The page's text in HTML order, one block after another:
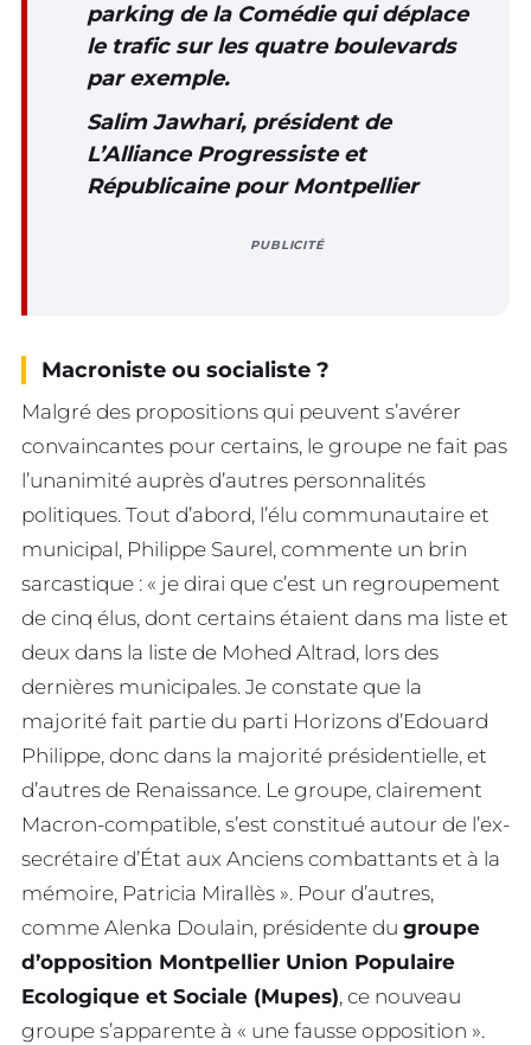
parking de la Comédie qui déplace
le trafic sur les quatre boulevards
par exemple.
Salim Jawhari, président de
L’Alliance Progressiste et
Républicaine pour Montpellier
PUBLICITÉ
Macroniste ou socialiste ?
Malgré des propositions qui peuvent s’avérer
convaincantes pour certains, le groupe ne fait pas
l’unanimité auprès d’autres personnalités
politiques. Tout d’abord, l’élu communautaire et
municipal, Philippe Saurel, commente un brin
sarcastique : « je dirai que c’est un regroupement
de cinq élus, dont certains étaient dans ma liste et
deux dans la liste de Mohed Altrad, lors des
dernières municipales. Je constate que la
majorité fait partie du parti Horizons d’Edouard
Philippe, donc dans la majorité présidentielle, et
d’autres de Renaissance. Le groupe, clairement
Macron-compatible, s’est constitué autour de l’ex-
secrétaire d’État aux Anciens combattants et à la
mémoire, Patricia Mirallès ». Pour d’autres,
comme Alenka Doulain, présidente du groupe
d’opposition Montpellier Union Populaire
Ecologique et Sociale (Mupes), ce nouveau
groupe s’apparente à « une fausse opposition ».